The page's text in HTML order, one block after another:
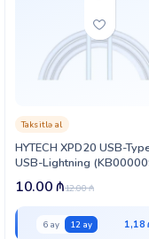
HYTECH XPD20 USB-
USB-Lightning
Taksitlə al
12.00₼
10.00₼
6 ay 12 ay 1,18